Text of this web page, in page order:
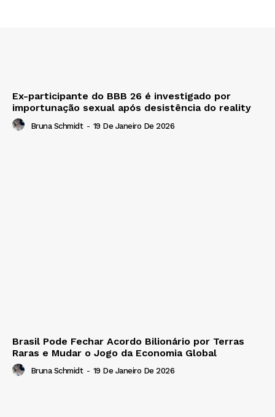
Ex-participante do BBB 26 é investigado por
importunação sexual após desistência do reality
Bruna Schmidt - 19 De Janeiro De 2026
Brasil Pode Fechar Acordo Bilionário por Terras
Raras e Mudar o Jogo da Economia Global
Bruna Schmidt - 19 De Janeiro De 2026